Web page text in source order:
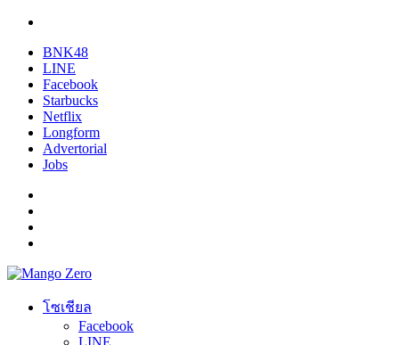
BNK48
LINE
Facebook
Starbucks
Netflix
Longform
Advertorial
Jobs
โซเชียล
Facebook
LINE